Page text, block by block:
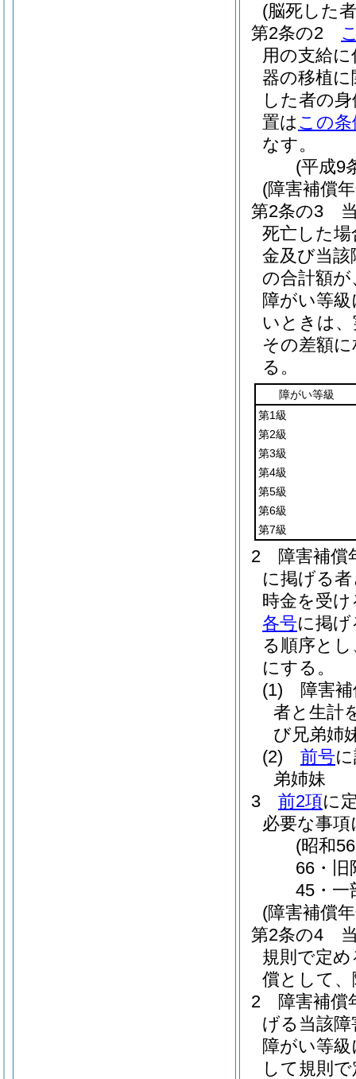
(脳死した
第2条の2
用の支給
器の移植
した者の
置は この条
なす。
(平成9
(障害補償
第2条の3
死亡した
金及び当該
の合計額が
障がい等
いときは
その差額
る。
障がい等級
第1級
第2級
第3級
第4級
第5級
第6級
第7級
2
障害補償
に掲げる
時金を受
各号に掲
る順序と
にする。
(1)
障害
者と生計
び兄弟姉
(2)
前号
弟姉妹
3
前2項に
必要な事
(昭和
66・旧
45・一
(障害補償
第2条の4
規則で定
償として
2
障害補償
げる当該
障がい等
して規則